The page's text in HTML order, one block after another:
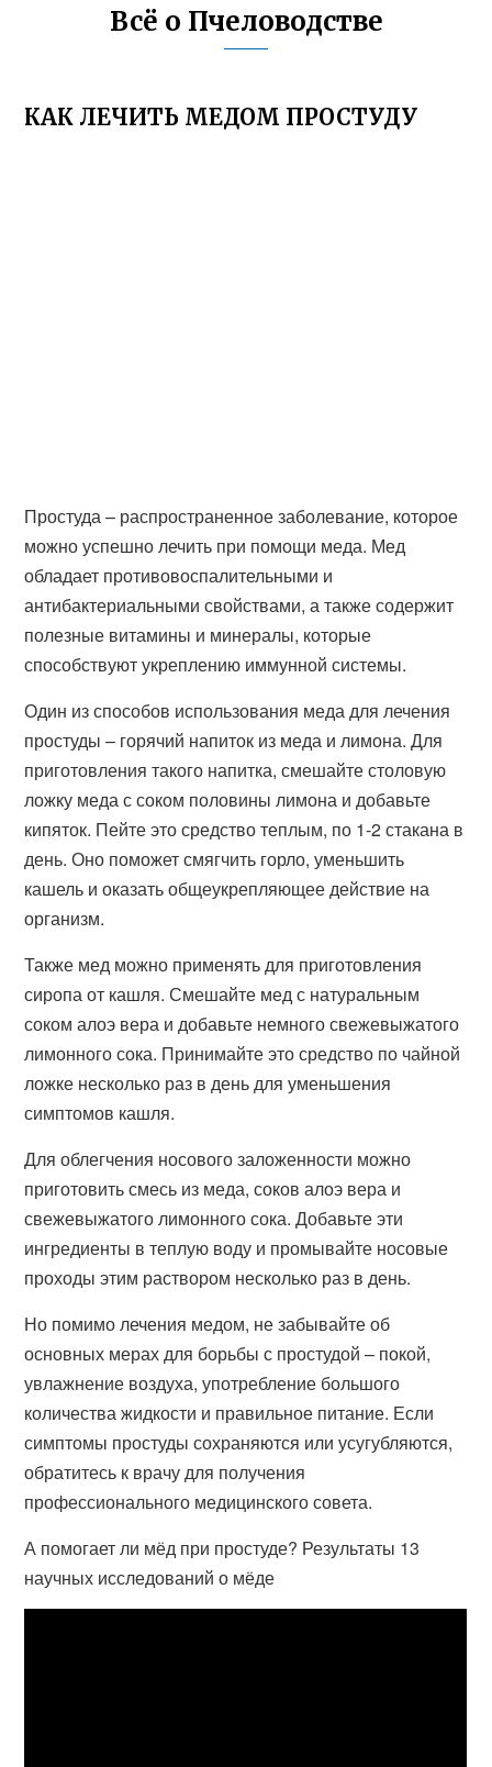
Всё о Пчеловодстве
КАК ЛЕЧИТЬ МЕДОМ ПРОСТУДУ
Простуда – распространенное заболевание, которое
можно успешно лечить при помощи меда. Мед
обладает противовоспалительными и
антибактериальными свойствами, а также содержит
полезные витамины и минералы, которые
способствуют укреплению иммунной системы.
Один из способов использования меда для лечения
простуды – горячий напиток из меда и лимона. Для
приготовления такого напитка, смешайте столовую
ложку меда с соком половины лимона и добавьте
кипяток. Пейте это средство теплым, по 1-2 стакана в
день. Оно поможет смягчить горло, уменьшить
кашель и оказать общеукрепляющее действие на
организм.
Также мед можно применять для приготовления
сиропа от кашля. Смешайте мед с натуральным
соком алоэ вера и добавьте немного свежевыжатого
лимонного сока. Принимайте это средство по чайной
ложке несколько раз в день для уменьшения
симптомов кашля.
Для облегчения носового заложенности можно
приготовить смесь из меда, соков алоэ вера и
свежевыжатого лимонного сока. Добавьте эти
ингредиенты в теплую воду и промывайте носовые
проходы этим раствором несколько раз в день.
Но помимо лечения медом, не забывайте об
основных мерах для борьбы с простудой – покой,
увлажнение воздуха, употребление большого
количества жидкости и правильное питание. Если
симптомы простуды сохраняются или усугубляются,
обратитесь к врачу для получения
профессионального медицинского совета.
А помогает ли мёд при простуде? Результаты 13
научных исследований о мёде